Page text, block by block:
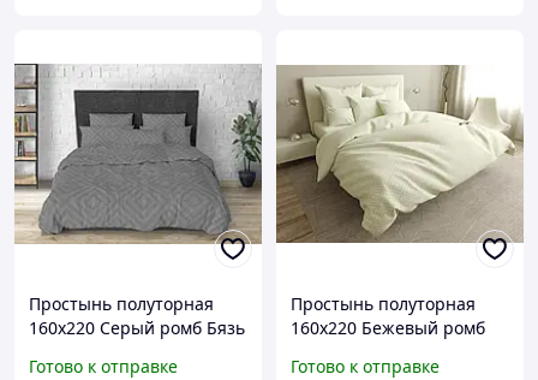
Простынь полуторная
160х220 Серый ромб Бязь
Готово к отправке
Простынь полуторная
160х220 Бежевый ромб
Готово к отправке